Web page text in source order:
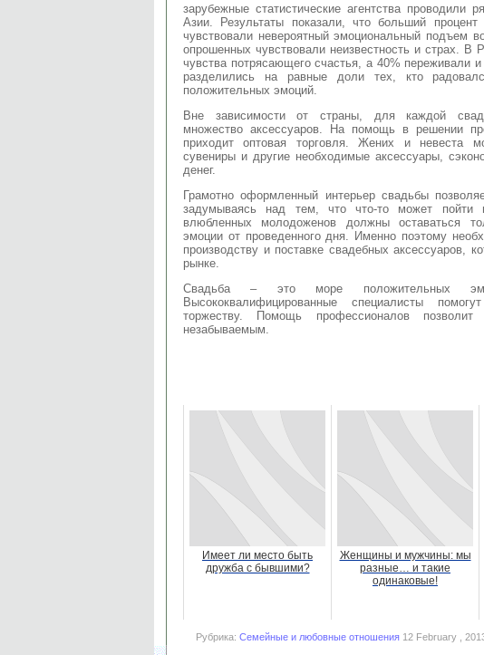
зарубежные статистические агентства проводили
Азии. Результаты показали, что больший
чувствовали невероятный эмоциональный подъем
опрошенных чувствовали неизвестность и страх.
чувства потрясающего счастья, а 40% переживали
разделились на равные доли тех, кто
положительных эмоций.
Вне зависимости от страны, для каждой
множество аксессуаров. На помощь в решении
приходит оптовая торговля. Жених и невеста
сувениры и другие необходимые аксессуары,
денег.
Грамотно оформленный интерьер свадьбы
задумываясь над тем, что что-то может пойти
влюбленных молодоженов должны оставаться
эмоции от проведенного дня. Именно поэтому
производству и поставке свадебных аксессуаров,
рынке.
Свадьба – это море положительных
Высококвалифицированные специалисты
торжеству. Помощь профессионалов
незабываемым.
Имеет ли место быть
дружба с бывшими?
Женщины и мужчины: мы
разные… и такие
одинаковые!
Рубрика: Семейные и любовные отношения 12 February ,